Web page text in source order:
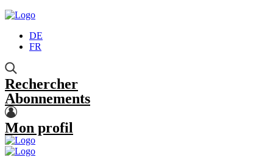
DE
FR
Rechercher
Abonnements
Mon profil